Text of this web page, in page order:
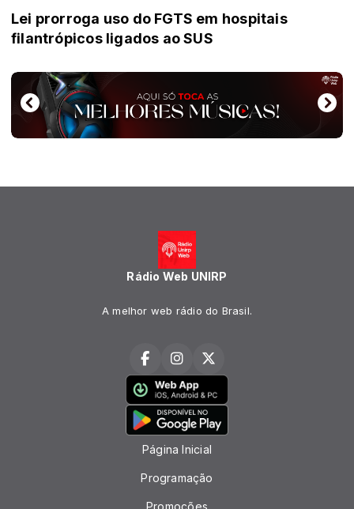
Lei prorroga uso do FGTS em hospitais
filantrópicos ligados ao SUS
Rádio Web UNIRP
A melhor web rádio do Brasil.
Página Inicial
Programação
Promoções